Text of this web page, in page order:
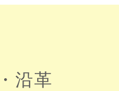
沿革